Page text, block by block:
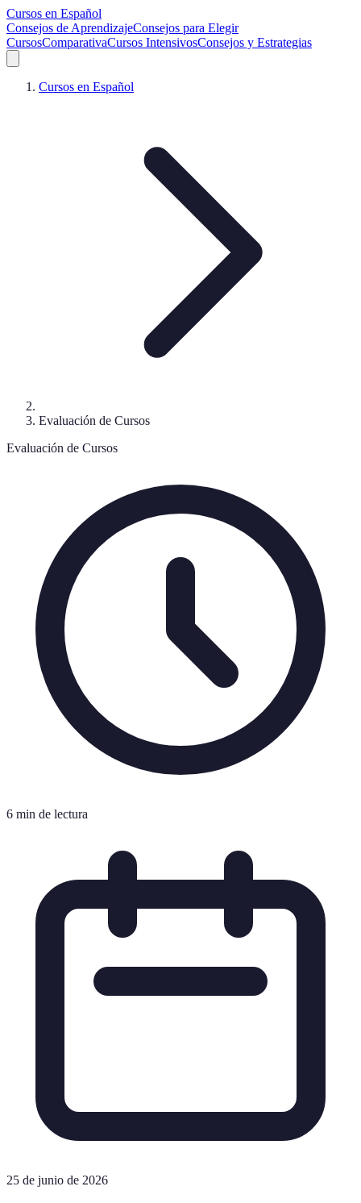
Cursos en Español
Consejos de AprendizajeConsejos para Elegir
CursosComparativaCursos IntensivosConsejos y Estrategias
Cursos en Español
Evaluación de Cursos
Evaluación de Cursos
6 min de lectura
25 de junio de 2026